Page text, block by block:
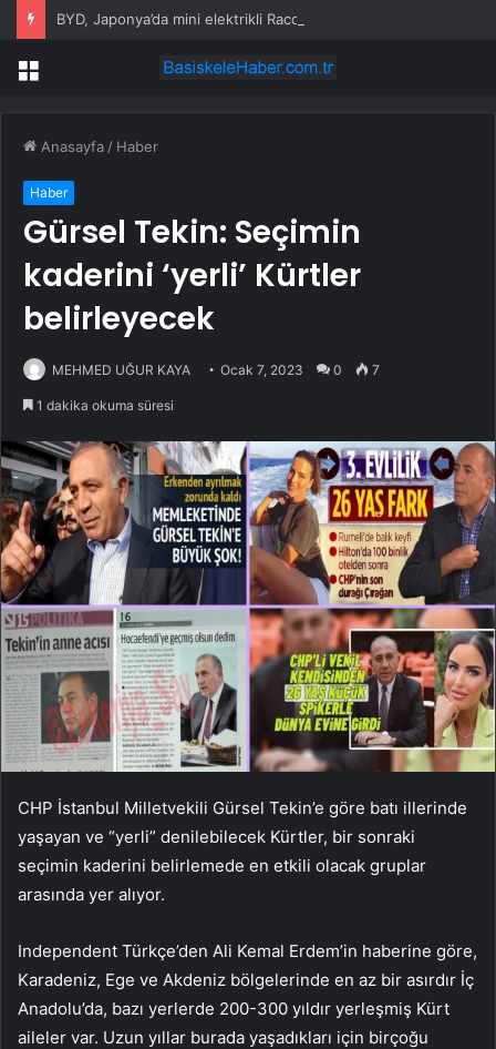
BYD, Japonya’da mini elektrikli Racco ile rekabete giriyor
Menü
Anasayfa / Haber
Haber
Gürsel Tekin: Seçimin
kaderini ‘yerli’ Kürtler
belirleyecek
MEHMED UĞUR KAYA Ocak 7, 2023 0 7
1 dakika okuma süresi
CHP İstanbul Milletvekili Gürsel Tekin’e göre batı illerinde
yaşayan ve “yerli” denilebilecek Kürtler, bir sonraki
seçimin kaderini belirlemede en etkili olacak gruplar
arasında yer alıyor.
Independent Türkçe’den Ali Kemal Erdem’in haberine göre,
Karadeniz, Ege ve Akdeniz bölgelerinde en az bir asırdır İç
Anadolu’da, bazı yerlerde 200-300 yıldır yerleşmiş Kürt
aileler var. Uzun yıllar burada yaşadıkları için birçoğu